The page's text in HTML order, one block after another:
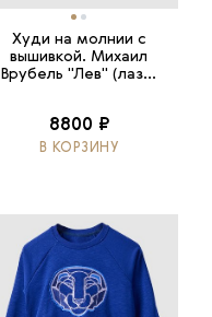
Худи на молнии с
вышивкой. Михаил
Врубель "Лев" (лаз...
8800 ₽
В КОРЗИНУ